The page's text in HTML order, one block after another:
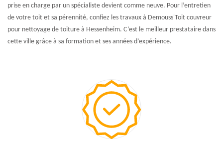
prise en charge par un spécialiste devient comme neuve. Pour l’entretien
de votre toit et sa pérennité, confiez les travaux à Demouss'Toit couvreur
pour nettoyage de toiture à Hessenheim. C’est le meilleur prestataire dans
cette ville grâce à sa formation et ses années d’expérience.